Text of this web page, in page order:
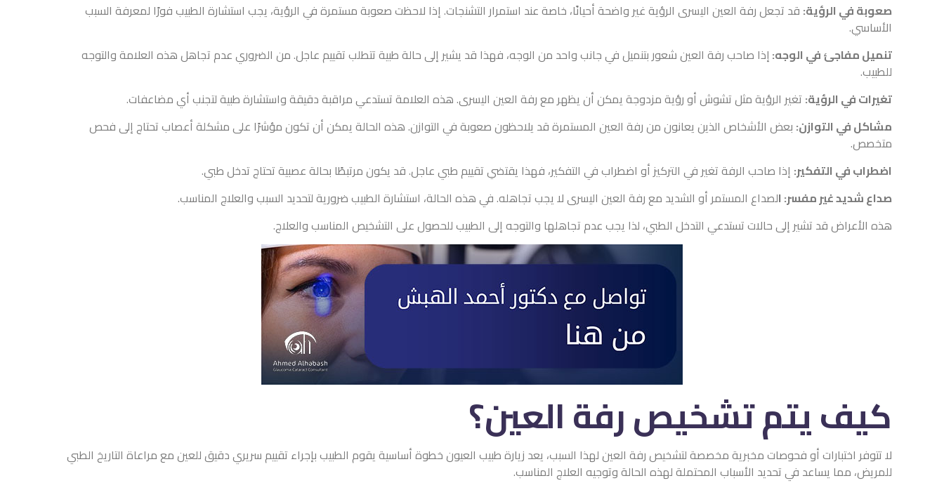
صعوبة في الرؤية: قد تجعل رفة العين اليسرى الرؤية غير واضحة أحيانًا، خاصة عند استمرار التشنجات. إذا لاحظت صعوبة مستمرة في الرؤية، يجب استشارة الطبيب فورًا لمعرفة السبب
الأساسي.
تنميل مفاجئ في الوجه:إذا صاحب رفة العين شعور بتنميل في جانب واحد من الوجه، فهذا قد يشير إلى حالة طبية تتطلب تقييم عاجل. من الضروري عدم تجاهل هذه العلامة والتوجه
للطبيب.
تغيرات في الرؤية: تغير الرؤية مثل تشوش أو رؤية مزدوجة يمكن أن يظهر مع رفة العين اليسرى. هذه العلامة تستدعي مراقبة دقيقة واستشارة طبية لتجنب أي مضاعفات.
مشاكل في التوازن: بعض الأشخاص الذين يعانون من رفة العين المستمرة قد يلاحظون صعوبة في التوازن. هذه الحالة يمكن أن تكون مؤشرًا على مشكلة أعصاب تحتاج إلى فحص
متخصص.
اضطراب في التفكير: إذا صاحب الرفة تغير في التركيز أو اضطراب في التفكير، فهذا يقتضي تقييم طبي عاجل. قد يكون مرتبطًا بحالة عصبية تحتاج تدخل طبي.
صداع شديد غير مفسر: الصداع المستمر أو الشديد مع رفة العين اليسرى لا يجب تجاهله. في هذه الحالة، استشارة الطبيب ضرورية لتحديد السبب والعلاج المناسب.
هذه الأعراض قد تشير إلى حالات تستدعي التدخل الطبي، لذا يجب عدم تجاهلها والتوجه إلى الطبيب للحصول على التشخيص المناسب والعلاج.
كيف يتم تشخيص رفة العين؟
لا تتوفر اختبارات أو فحوصات مخبرية مخصصة لتشخيص رفة العين لهذا السبب، يعد زيارة طبيب العيون خطوة أساسية يقوم الطبيب بإجراء تقييم سريري دقيق للعين مع مراعاة التاريخ الطبي
للمريض، مما يساعد في تحديد الأسباب المحتملة لهذه الحالة وتوجيه العلاج المناسب.